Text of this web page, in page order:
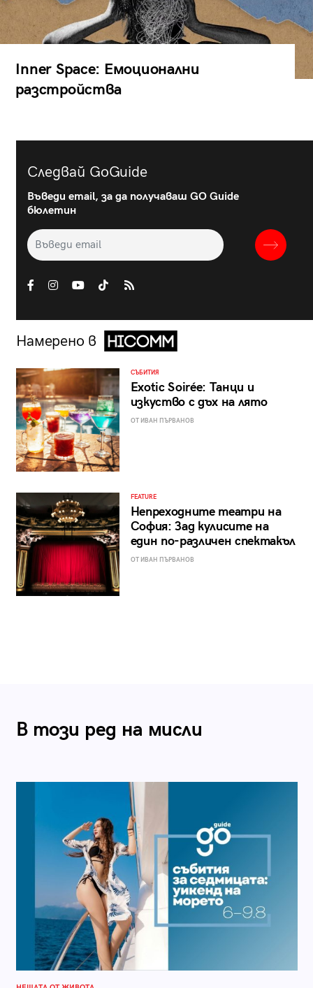
Inner Space: Емоционални
разстройства
Следвай GoGuide
Въведи email, за да получаваш GO Guide
бюлетин
Намерено в
СЪБИТИЯ
Exotic Soirée: Танци и
изкуство с дъх на лято
ОТ ИВАН ПЪРВАНОВ
FEATURE
Непреходните театри на
София: Зад кулисите на
един по-различен спектакъл
ОТ ИВАН ПЪРВАНОВ
В този ред на мисли